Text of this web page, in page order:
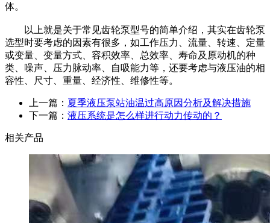
体。
以上就是关于常见齿轮泵型号的简单介绍，其实在齿轮泵
选型时要考虑的因素有很多，如工作压力、流量、转速、定量
或变量、变量方式、容积效率、总效率、寿命及原动机的种
类、噪声、压力脉动率、自吸能力等，还要考虑与液压油的相
容性、尺寸、重量、经济性、维修性等。
上一篇： 夏季液压泵站油温过高原因分析及解决措施
下一篇： 液压系统是怎么样进行动力传动的？
相关产品